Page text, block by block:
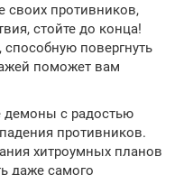
своих противников,
стойте до конца!
способную повергнуть
поможет вам
демоны с радостью
противников.
хитроумных планов
даже самого